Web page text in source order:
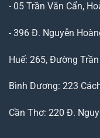
- 05 Trần Văn Cẩn,
- 396 Đ. Nguyễn
Huế: 265, Đường
Bình Dương: 223
Cần Thơ: 220 Đ.